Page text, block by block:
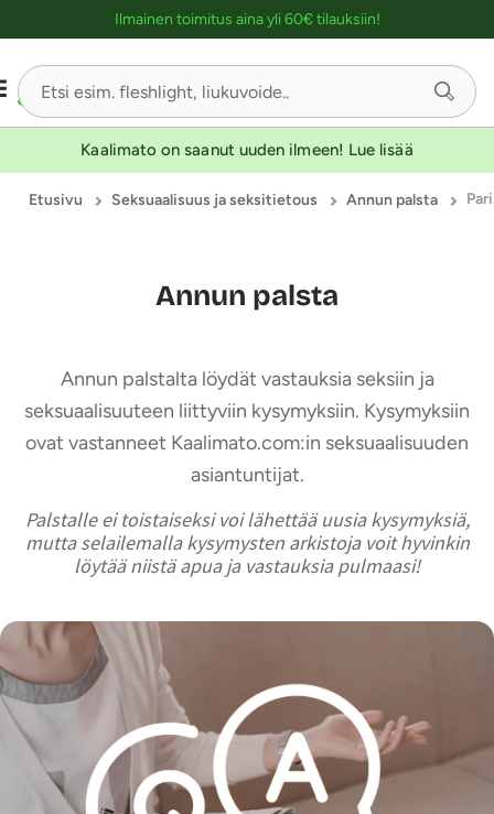
Ilmainen toimitus aina yli 60€ tilauksiin!
Kaalimato on saanut uuden ilmeen! Lue lisää
Etusivu Seksuaalisuus ja seksitietous Annun palsta
Annun palsta
Annun palstalta löydät vastauksia seksiin ja
seksuaalisuuteen liittyviin kysymyksiin. Kysymyksiin
ovat vastanneet Kaalimato.com:in seksuaalisuuden
asiantuntijat.
Palstalle ei toistaiseksi voi lähettää uusia kysymyksiä,
mutta selailemalla kysymysten arkistoja voit hyvinkin
löytää niistä apua ja vastauksia pulmaasi!